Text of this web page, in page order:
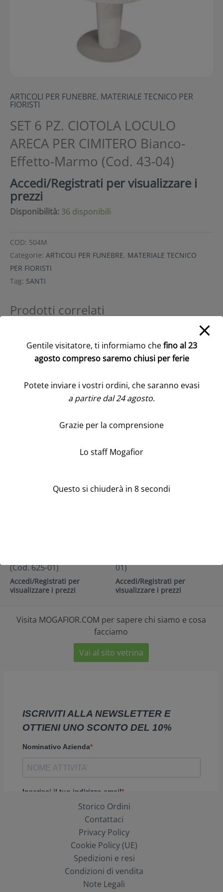
ARTICOLI PER FUNEBRE, MATERIALE TECNICO PER
FIORISTI
SET 6 PZ. CIOTOLA LOCULO
ARECA PER CIMITERO Bianco-
Effetto-Marmo (Cod. 43-04)
Accedi/Registrati per visualizzare i
prezzi
Disponibilità: 36 disponibili
COD: 504M
Categorie: ARTICOLI PER FUNEBRE, MATERIALE TECNICO
PER FIORISTI
Tag: SANTI
Prodotti correlati
CORONA ESPANSO D.90
Accedi/Registrati per
01)
Accedi/Registrati per
visualizzare i prezzi
37322-01)
(Cod. 625-01)
Accedi/Registrati per
visualizzare i prezzi
Visita MOGAFIOR.COM per sapere chi siamo e cosa
facciamo
Vai al sito vetrina
Storico Ordini
Contattaci
Privacy Policy
Cookie Policy (UE)
Spedizioni e resi
Condizioni di vendita
Note Legali
Gentile visitatore, ti informiamo chefino al 23
agosto compreso saremo chiusi per ferie
Potete inviare i vostri ordini, che saranno evasi
a partire dal 24 agosto.
Grazie per la comprensione
Lo staff Mogafior
Questo si chiuderà in 7secondi